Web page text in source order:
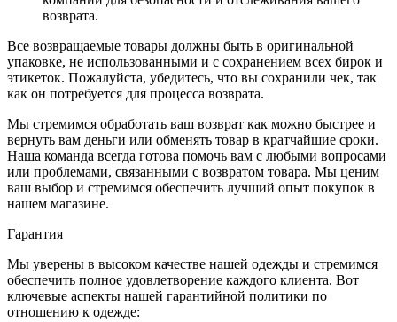
возврата.
Все возвращаемые товары должны быть в оригинальной
упаковке, не использованными и с сохранением всех бирок и
этикеток. Пожалуйста, убедитесь, что вы сохранили чек, так
как он потребуется для процесса возврата.
Мы стремимся обработать ваш возврат как можно быстрее и
вернуть вам деньги или обменять товар в кратчайшие сроки.
Наша команда всегда готова помочь вам с любыми вопросами
или проблемами, связанными с возвратом товара. Мы ценим
ваш выбор и стремимся обеспечить лучший опыт покупок в
нашем магазине.
Гарантия
Мы уверены в высоком качестве нашей одежды и стремимся
обеспечить полное удовлетворение каждого клиента. Вот
ключевые аспекты нашей гарантийной политики по
отношению к одежде: